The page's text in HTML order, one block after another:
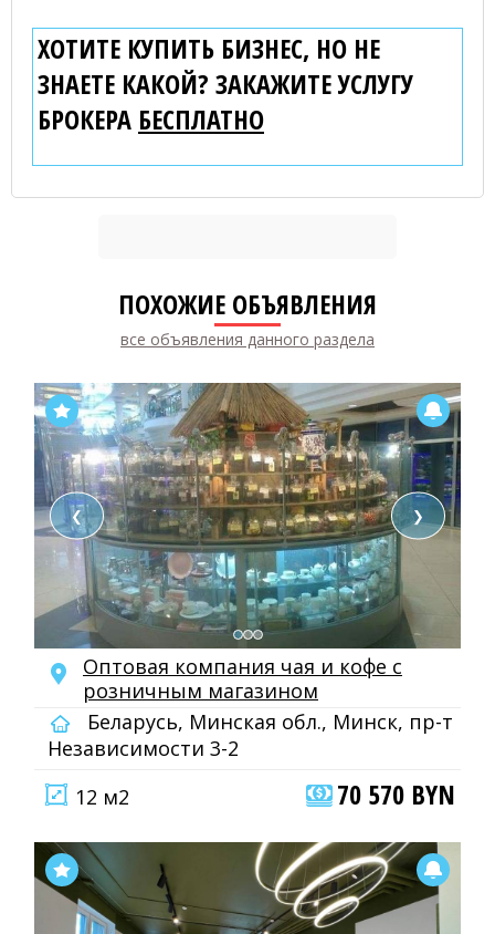
ХОТИТЕ КУПИТЬ БИЗНЕС, НО НЕ
ЗНАЕТЕ КАКОЙ? ЗАКАЖИТЕ УСЛУГУ
БРОКЕРА БЕСПЛАТНО
ПОХОЖИЕ ОБЪЯВЛЕНИЯ
все объявления данного раздела
❮ ❯
Оптовая компания чая и кофе с
розничным магазином
Беларусь, Минская обл., Минск, пр-т
Независимости 3-2
12 м2
70 570 BYN